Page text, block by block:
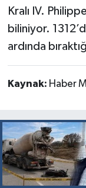
Kralı IV.
biliniyor.
ardında
Kaynak: Haber